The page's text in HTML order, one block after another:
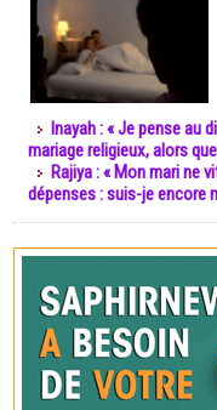
Inayah : « Je pense au
mariage religieux, alors
Rajiya : « Mon mari ne
dépenses : suis-je encore